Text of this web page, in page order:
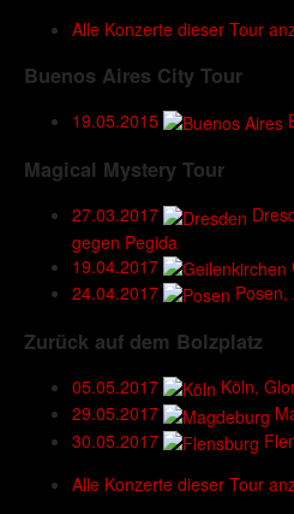
Alle Konzerte dieser Tour
Buenos Aires City Tour
19.05.2015
Magical Mystery Tour
27.03.2017
gegen Pegida
19.04.2017
24.04.2017
Posen,
Zurück auf dem Bolzplatz
05.05.2017
Köln,
29.05.2017
30.05.2017
Alle Konzerte dieser Tour